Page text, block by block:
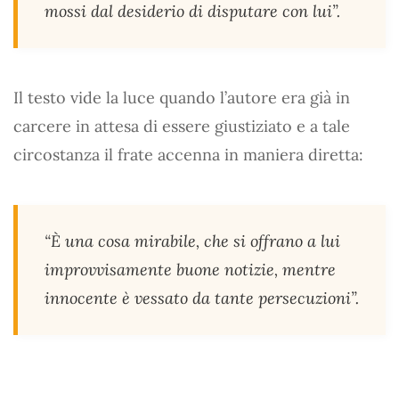
mossi dal desiderio di disputare con lui”.
Il testo vide la luce quando l’autore era già in
carcere in attesa di essere giustiziato e a tale
circostanza il frate accenna in maniera diretta:
“È una cosa mirabile, che si offrano a lui
improvvisamente buone notizie, mentre
innocente è vessato da tante persecuzioni”.